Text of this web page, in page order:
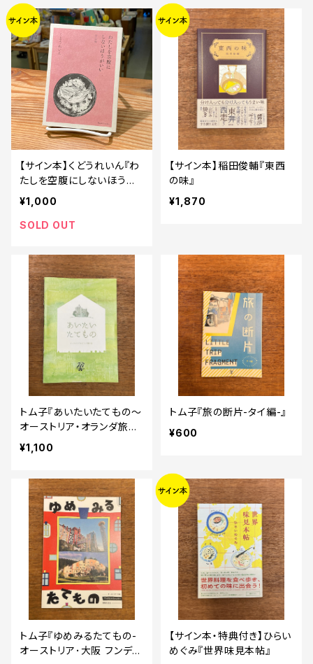
【サイン本】くどうれいん『わ
たしを空腹にしないほうが
いい 改訂版』
¥1,000
SOLD OUT
【サイン本】稲田俊輔『東西
の味』
¥1,870
トム子『あいたいたてもの～
オーストリア・オランダ旅行
記～』
¥1,100
トム子『旅の断片-タイ編-』
¥600
トム子『ゆめみるたてもの-
オーストリア･大阪 フンデル
【サイン本・特典付き】ひらい
めぐみ『世界味見本帖』